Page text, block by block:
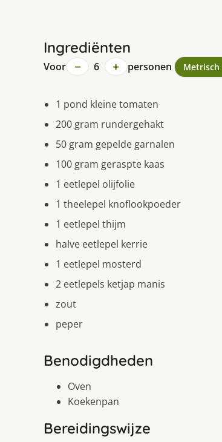
Ingrediënten
Voor − 6 + personen Metrisch
1 pond kleine tomaten
200 gram rundergehakt
50 gram gepelde garnalen
100 gram geraspte kaas
1 eetlepel olijfolie
1 theelepel knoflookpoeder
1 eetlepel thijm
halve eetlepel kerrie
1 eetlepel mosterd
2 eetlepels ketjap manis
zout
peper
Benodigdheden
Oven
Koekenpan
Bereidingswijze